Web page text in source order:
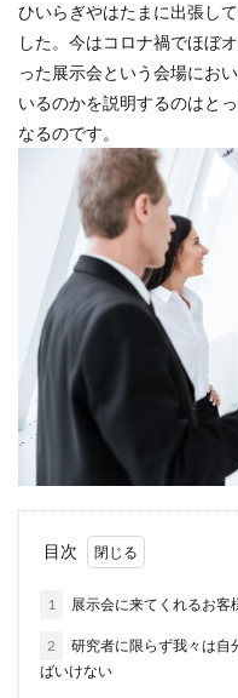
ひいらぎやはたまに出張し
した。今はコロナ禍でほぼ
った展示会という会場にお
いるのかを説明するのはと
なるのです。
目次
1 展示会に来てくれるお客
2
研究者に限らず我々は自
ばいけない